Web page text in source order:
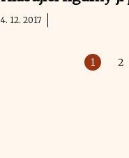
4. 12. 2017
1 2